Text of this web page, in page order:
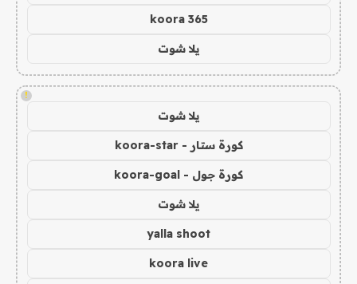
koora 365
يلا شوت
!
يلا شوت
كورة ستار - koora-star
كورة جول - koora-goal
يلا شوت
yalla shoot
koora live